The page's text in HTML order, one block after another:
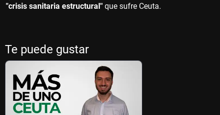
"crisis sanitaria estructural" que sufre Ceuta.
Te puede gustar